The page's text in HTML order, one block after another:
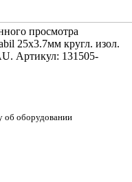
просмотра
25x3.7мм кругл. изол.
Артикул: 131505-
об оборудовании